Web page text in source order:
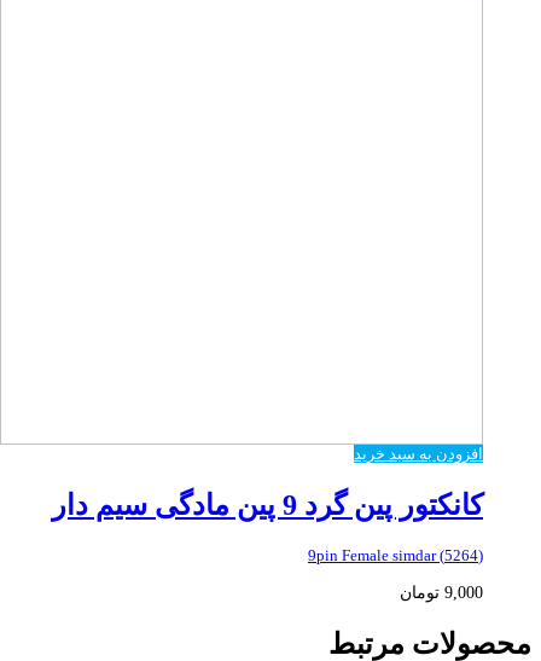
افزودن به سبد خرید
کانکتور پین گرد 9 پین مادگی سیم دار
(5264) 9pin Female simdar
9,000 تومان
محصولات مرتبط